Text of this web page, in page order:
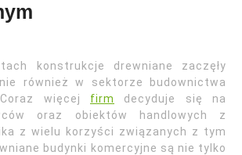
konstrukcje drewniane zaczęły
również w sektorze budownictwa
więcej firm
decyduje się na
oraz obiektów handlowych z
z wielu korzyści związanych z tym
budynki komercyjne są nie tylko